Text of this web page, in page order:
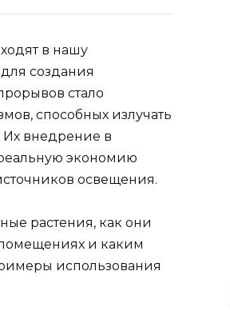
в нашу
создания
стало
способных излучать
Их внедрение в
экономию
освещения.
растения, как они
и каким
использования